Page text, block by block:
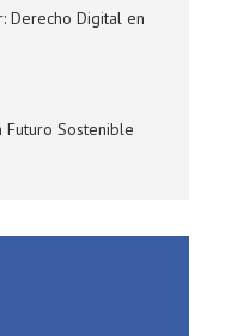
Derecho Digital en
Futuro Sostenible